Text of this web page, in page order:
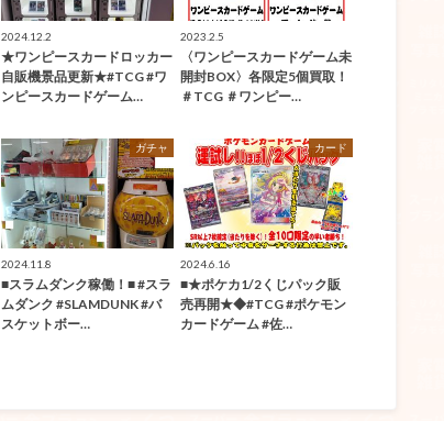
2024.12.2
★ワンピースカードロッカー
自販機景品更新★#TCG #ワ
ンピースカードゲーム…
2023.2.5
〈ワンピースカードゲーム未
開封BOX〉各限定5個買取！
＃TCG ＃ワンピー…
ガチャ
2024.11.8
■スラムダンク稼働！■ #スラ
ムダンク #SLAMDUNK #バ
スケットボー…
カード
2024.6.16
■★ポケカ1/2くじパック販
売再開★◆#TCG #ポケモン
カードゲーム #佐…